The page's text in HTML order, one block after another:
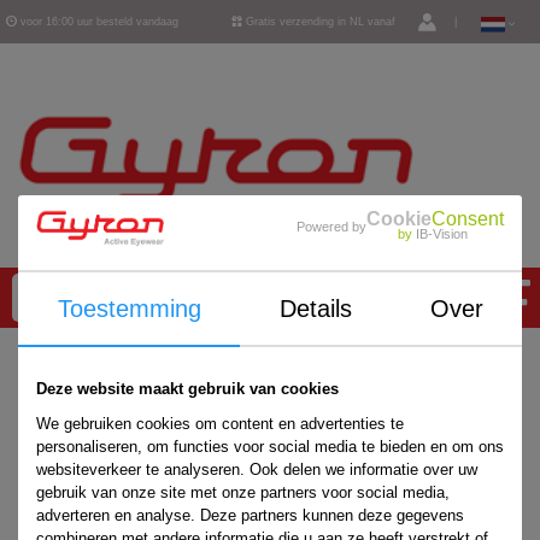
voor 16:00 uur besteld vandaag Gratis verzending in NL vanaf
Powered byCookieConsent
by IB-Vision
Toestemming Details Over
Deze website maakt gebruik van cookies
We gebruiken cookies om content en advertenties te
personaliseren, om functies voor social media te bieden en om ons
websiteverkeer te analyseren. Ook delen we informatie over uw
gebruik van onze site met onze partners voor social media,
adverteren en analyse. Deze partners kunnen deze gegevens